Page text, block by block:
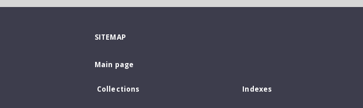
SITEMAP
Main page
Collections Indexes